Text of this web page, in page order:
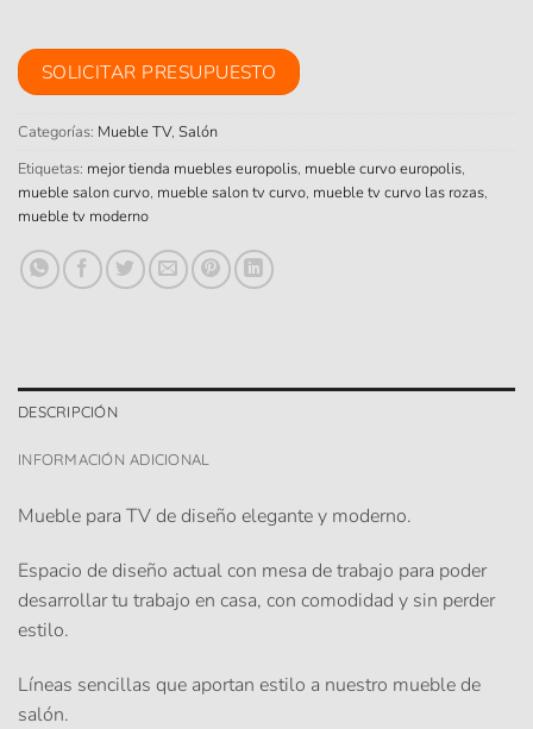
SOLICITAR PRESUPUESTO
Categorías: Mueble TV, Salón
Etiquetas: mejor tienda muebles europolis, mueble curvo europolis,
mueble salon curvo, mueble salon tv curvo, mueble tv curvo las rozas,
mueble tv moderno
DESCRIPCIÓN
INFORMACIÓN ADICIONAL
Mueble para TV de diseño elegante y moderno.
Espacio de diseño actual con mesa de trabajo para poder
desarrollar tu trabajo en casa, con comodidad y sin perder
estilo.
Líneas sencillas que aportan estilo a nuestro mueble de
salón.